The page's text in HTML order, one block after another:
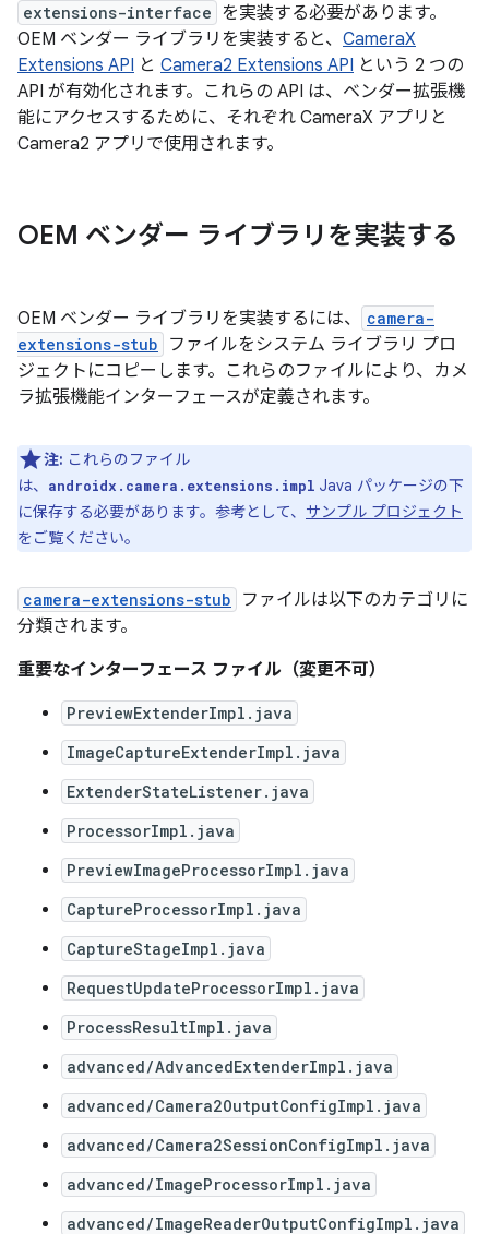
extensions-interface を実装する必要があります。
OEM ベンダー ライブラリを実装すると、 CameraX
Extensions API と Camera2 Extensions API という 2 つの
API が有効化されます。これらの API は、ベンダー拡張機
能にアクセスするために、それぞれ CameraX アプリと
Camera2 アプリで使用されます。
OEM ベンダー ライブラリを実装する
OEM ベンダー ライブラリを実装するには、
camera-
extensions-stub
ファイルをシステム ライブラリ プロ
ジェクトにコピーします。これらのファイルにより、カメ
ラ拡張機能インターフェースが定義されます。
注: これらのファイル
は、
androidx.camera.extensions.impl Java パッケージの下
に保存する必要があります。参考として、 サンプル プロジェクト
をご覧ください。
camera-extensions-stub
ファイルは以下のカテゴリに
分類されます。
重要なインターフェース ファイル（変更不可）
PreviewExtenderImpl.java
ImageCaptureExtenderImpl.java
ExtenderStateListener.java
ProcessorImpl.java
PreviewImageProcessorImpl.java
CaptureProcessorImpl.java
CaptureStageImpl.java
RequestUpdateProcessorImpl.java
ProcessResultImpl.java
advanced/AdvancedExtenderImpl.java
advanced/Camera2OutputConfigImpl.java
advanced/Camera2SessionConfigImpl.java
advanced/ImageProcessorImpl.java
advanced/ImageReaderOutputConfigImpl.java